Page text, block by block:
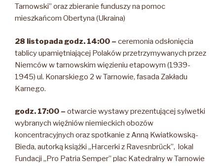
Tarnowski” oraz zbieranie funduszy na pomoc
mieszkańcom Obertyna (Ukraina)
28 listopada godz. 14:00 – ceremonia odsłonięcia
tablicy upamiętniającej Polaków przetrzymywanych przez
Niemców w tarnowskim więzieniu etapowym (1939-
1945) ul. Konarskiego 2 w Tarnowie, fasada Zakładu
Karnego.
godz. 17:00 – otwarcie wystawy prezentującej sylwetki
wybranych więźniów niemieckich obozów
koncentracyjnych oraz spotkanie z Anną Kwiatkowską-
Bieda, autorką książki „Harcerki z Ravesnbrück”, lokal
Fundacji „Pro Patria Semper” plac Katedralny w Tarnowie